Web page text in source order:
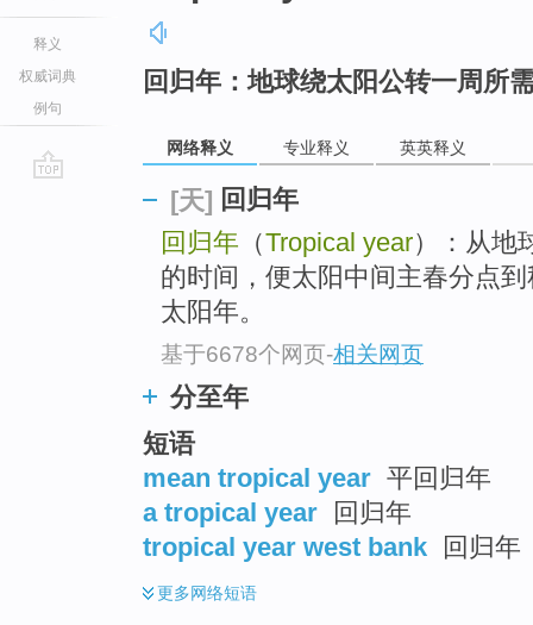
释义
权威词典
例句
回归年：地球绕太阳公转一周所
网络释义 专业释义 英英释义
[天] 回归年
回归年 （Tropical year）：从地
的时间，便太阳中间主春分点
太阳年。
基于6678个网页-相关网页
分至年
短语
mean tropical year 平回归年
a tropical year
回归年
tropical year west bank
回归年
更多网络短语